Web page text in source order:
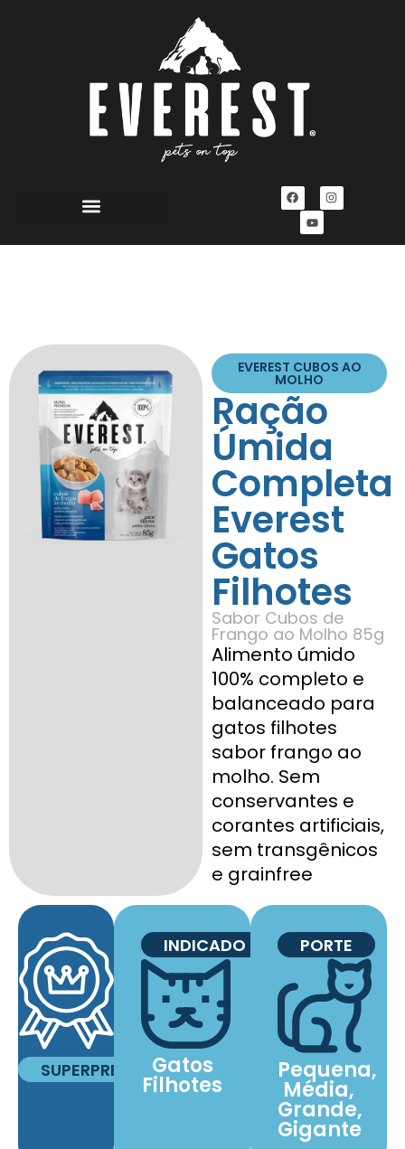
EVEREST CUBOS AO
MOLHO
Ração
Úmida
Completa
Everest
Gatos
Filhotes
Sabor Cubos de
Frango ao Molho 85g
Alimento úmido
100% completo e
balanceado para
gatos filhotes
sabor frango ao
molho. Sem
conservantes e
corantes artificiais,
sem transgênicos
e grainfree
SUPERPREMIUM
INDICADO
Gatos
Filhotes
PORTE
Pequena,
Média,
Grande,
Gigante